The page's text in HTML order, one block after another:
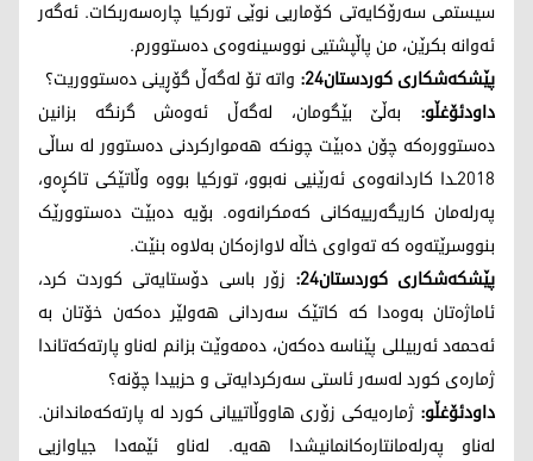
سیستمی سەرۆکایەتی کۆماریی نوێی تورکیا چارەسەربکات. ئەگەر
ئەوانە بکرێن، من پاڵپشتیی نووسینەوەی دەستوورم.
پێشکەشکاری کوردستان24:
واتە تۆ لەگەڵ گۆڕینی دەستووریت؟
داودئۆغڵو: بەڵێ بێگومان، لەگەڵ ئەوەش گرنگە بزانین
دەستوورەکە چۆن دەبێت چونکە هەموارکردنی دەستوور لە ساڵی
2018ـدا کاردانەوەی ئەرێنیی نەبوو، تورکیا بووە وڵاتێکی تاکڕەو،
پەرلەمان کاریگەرییەکانی کەمکرانەوە. بۆیە دەبێت دەستوورێک
بنووسرێتەوە کە تەواوی خاڵە لاوازەکان بەلاوە بنێت.
پێشکەشکاری کوردستان24:
زۆر باسی دۆستایەتی کوردت کرد،
ئاماژەتان بەوەدا کە کاتێک سەردانی هەولێر دەکەن خۆتان بە
ئەحمەد ئەربیللی پێناسە دەکەن، دەمەوێت بزانم لەناو پارتەکەتاندا
ژمارەی کورد لەسەر ئاستی سەرکردایەتی و حزبیدا چۆنە؟
داودئۆغڵو: ژمارەیەکی زۆری هاووڵاتییانی کورد لە پارتەکەماندانن.
لەناو پەرلەمانتارەکانمانیشدا هەیە. لەناو ئێمەدا جیاوازیی